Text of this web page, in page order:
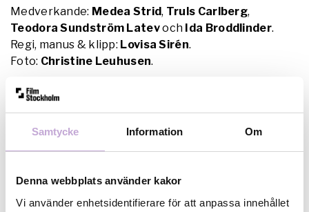
Samtycke Information Om
Denna webbplats använder kakor
Vi använder enhetsidentifierare för att anpassa innehållet
Medverkande: Medea Strid, Truls Carlberg,
Teodora Sundström Latevoch Ida Broddlinder.
Regi, manus & klipp: Lovisa Sirén.
Foto: Christine Leuhusen.
”Utan Kelly” är producerad av
[sic] film, i samproduktion med Film Stockholm och
SVT, med stöd från Svenska Filminstitutet.